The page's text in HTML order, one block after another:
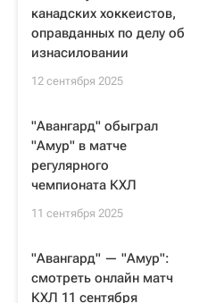
канадских хоккеистов,
оправданных по делу об
изнасиловании
12 сентября 2025
"Авангард" обыграл
"Амур" в матче
регулярного
чемпионата КХЛ
11 сентября 2025
"Авангард" — "Амур":
смотреть онлайн матч
КХЛ 11 сентября